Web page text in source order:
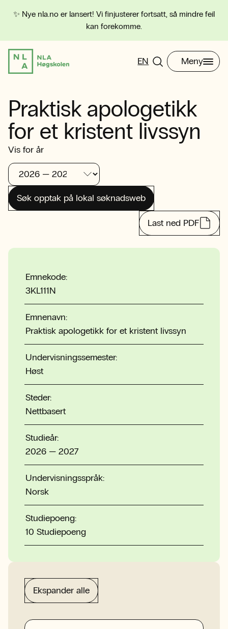
✨ Nye nla.no er lansert! Vi finjusterer fortsatt, så mindre feil
kan forekomme.
EN Meny
Praktisk apologetikk
for et kristent livssyn
Vis for år
Søk opptak på lokal søknadsweb
Last ned PDF
Emnekode:
3KL111N
Emnenavn:
Praktisk apologetikk for et kristent livssyn
Undervisningssemester:
Høst
Steder:
Nettbasert
Studieår:
2026 — 2027
Undervisningsspråk:
Norsk
Studiepoeng:
10 Studiepoeng
Ekspander alle